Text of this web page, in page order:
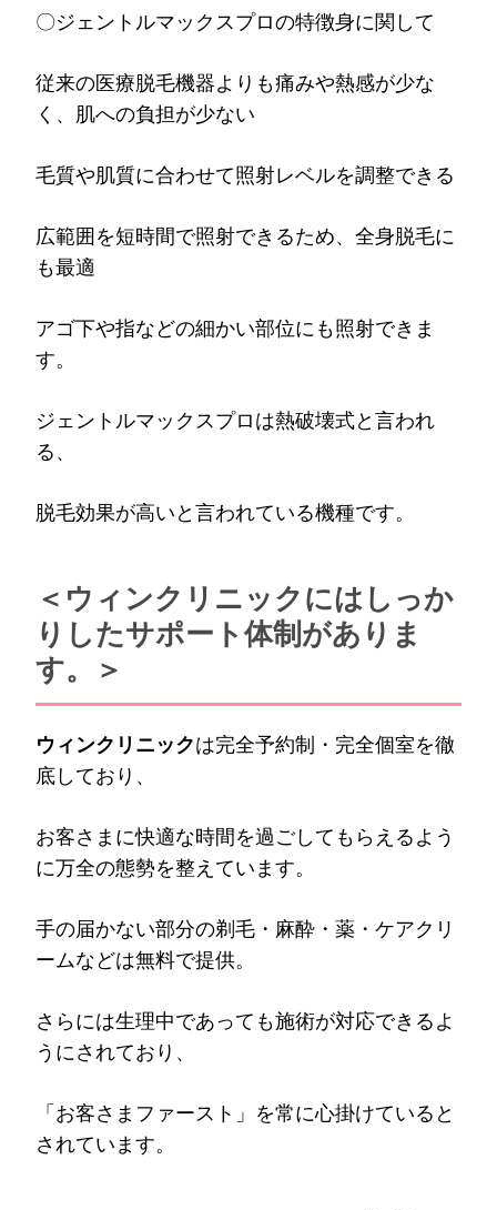
〇ジェントルマックスプロの特徴身に関して
従来の医療脱毛機器よりも痛みや熱感が少な
く、肌への負担が少ない
毛質や肌質に合わせて照射レベルを調整できる
広範囲を短時間で照射できるため、全身脱毛に
も最適
アゴ下や指などの細かい部位にも照射できま
す。
ジェントルマックスプロは熱破壊式と言われ
る、
脱毛効果が高いと言われている機種です。
＜ウィンクリニックにはしっか
りしたサポート体制がありま
す。＞
ウィンクリニックは完全予約制・完全個室を徹
底しており、
お客さまに快適な時間を過ごしてもらえるよう
に万全の態勢を整えています。
手の届かない部分の剃毛・麻酔・薬・ケアクリ
ームなどは無料で提供。
さらには生理中であっても施術が対応できるよ
うにされており、
「お客さまファースト」を常に心掛けていると
されています。